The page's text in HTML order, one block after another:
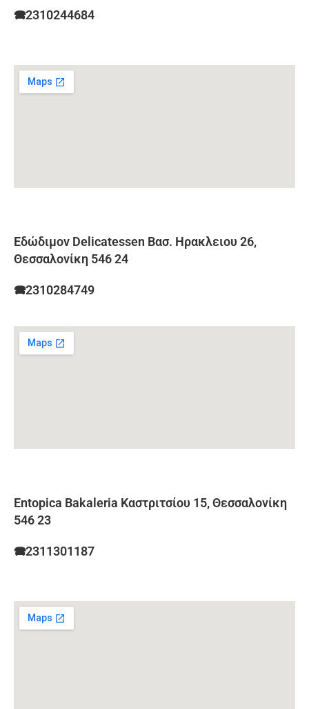
🕿2310244684
Εδώδιμον Delicatessen Βασ. Ηρακλειου 26,
Θεσσαλονίκη 546 24
🕿2310284749
Entopica Bakaleria Καστριτσίου 15, Θεσσαλονίκη
546 23
🕿2311301187